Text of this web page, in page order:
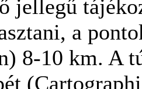
jellegű
a
8-10 km. A